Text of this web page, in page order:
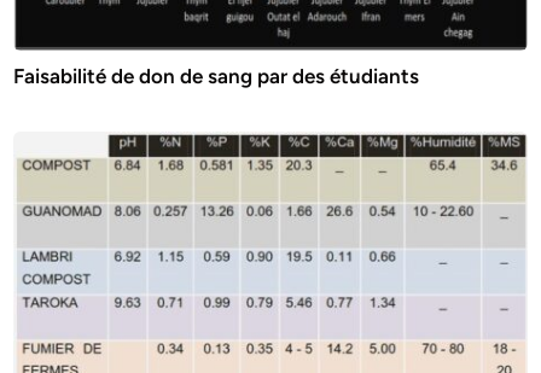
Faisabilité de don de sang par des étudiants